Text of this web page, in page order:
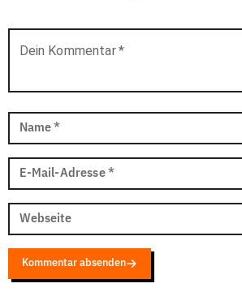
Dein Kommentar*
Name *
E-Mail-Adresse *
Webseite
Kommentar absenden